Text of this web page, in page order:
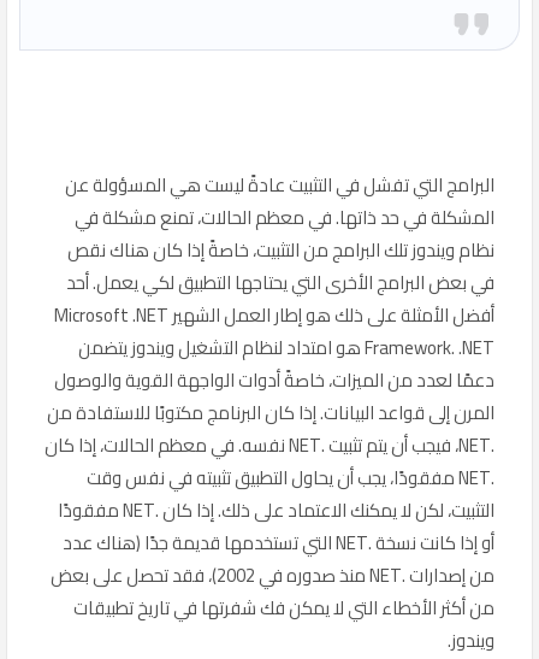
البرامج التي تفشل في التثبيت عادةً ليست هي المسؤولة عن
المشكلة في حد ذاتها. في معظم الحالات، تمنع مشكلة في
نظام ويندوز تلك البرامج من التثبيت، خاصةً إذا كان هناك نقص
في بعض البرامج الأخرى التي يحتاجها التطبيق لكي يعمل. أحد
أفضل الأمثلة على ذلك هو إطار العمل الشهير Microsoft .NET
Framework. .NET هو امتداد لنظام التشغيل ويندوز يتضمن
دعمًا لعدد من الميزات، خاصةً أدوات الواجهة القوية والوصول
المرن إلى قواعد البيانات. إذا كان البرنامج مكتوبًا للاستفادة من
.NET، فيجب أن يتم تثبيت .NET نفسه. في معظم الحالات، إذا كان
.NET مفقودًا، يجب أن يحاول التطبيق تثبيته في نفس وقت
التثبيت، لكن لا يمكنك الاعتماد على ذلك. إذا كان .NET مفقودًا
أو إذا كانت نسخة .NET التي تستخدمها قديمة جدًا (هناك عدد
من إصدارات .NET منذ صدوره في 2002)، فقد تحصل على بعض
من أكثر الأخطاء التي لا يمكن فك شفرتها في تاريخ تطبيقات
ويندوز.